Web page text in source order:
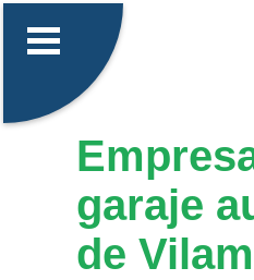
garaje
de